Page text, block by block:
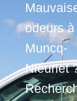
odeurs à
Muncq-
Nieurlet